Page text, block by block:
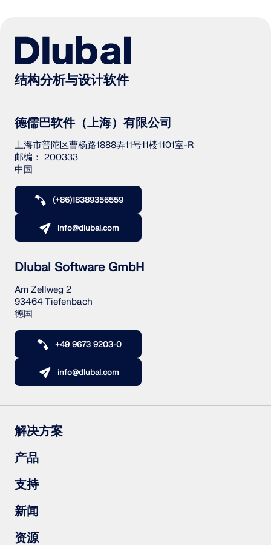
结构分析与设计软件
德儒巴软件（上海）有限公司
上海市普陀区曹杨路1888弄11号11楼1101室-R
邮编： 200333
中国
(+86)18389356559
info@dlubal.com
Dlubal Software GmbH
Am Zellweg 2
93464 Tiefenbach
德国
+49 9673 9203-0
info@dlubal.com
解决方案
钢筋混凝土结构
钢结构
木结构
钢结构节点
产品
RFEM 6
RSTAB 9
RSECTION 1
RWIND 3
支持
常见问题（FAQs）
提出具体问题
雪荷载、风速和地震荷载图
联系销售团队
新闻
订阅新闻简报
资源